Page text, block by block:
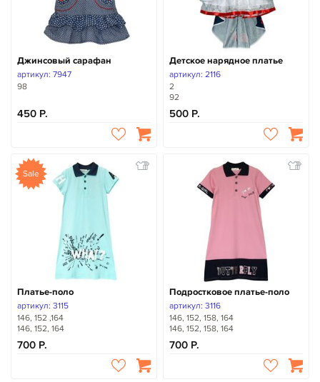
Джинсовый сарафан
артикул: 7947
98
450
Детское нарядное платье
артикул: 2116
2
92
500
Sale
Платье-поло
артикул: 3115
146, 152 ,164
146, 152, 164
700
Подростковое платье-поло
артикул: 3116
146, 152, 158, 164
146, 152, 158, 164
700